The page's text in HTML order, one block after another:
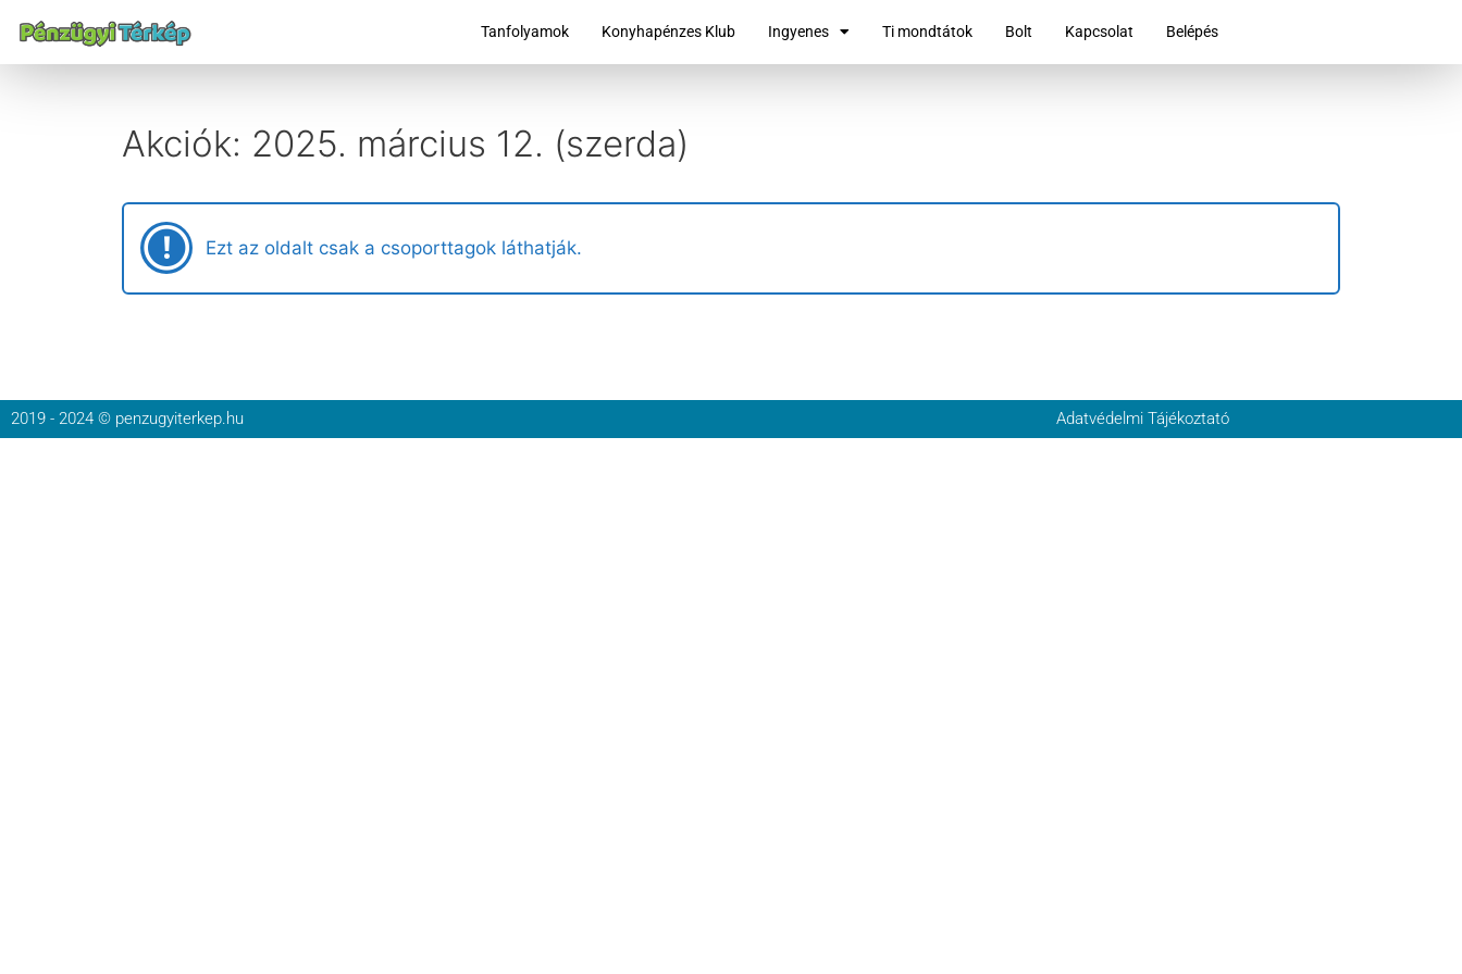
Tanfolyamok Konyhapénzes Klub Ingyenes Ti mondtátok Bolt Kapcsolat Belépés
Akciók: 2025. március 12. (szerda)
Ezt az oldalt csak a csoporttagok láthatják.
2019 - 2024 © penzugyiterkep.hu Adatvédelmi Tájékoztató